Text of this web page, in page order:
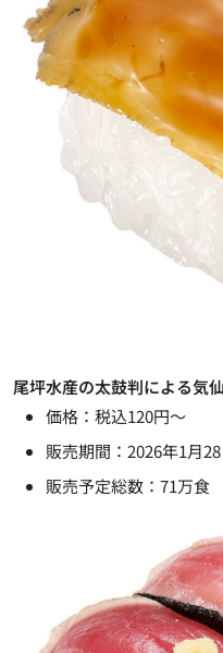
尾坪水産の太鼓判による気
価格：税込120円～
販売期間：2026年1月
販売予定総数：71万食